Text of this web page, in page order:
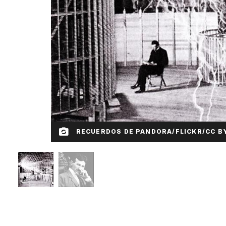
RECUERDOS DE PANDORA/FLICKR/CC